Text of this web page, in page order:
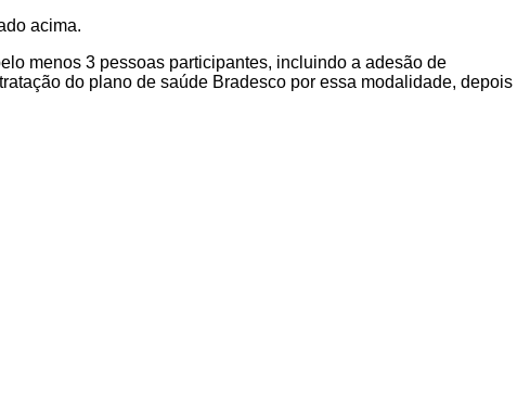
acima.
menos 3 pessoas participantes, incluindo a adesão de
do plano de saúde Bradesco por essa modalidade, depois